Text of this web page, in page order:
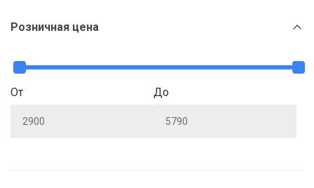
Розничная цена
От До